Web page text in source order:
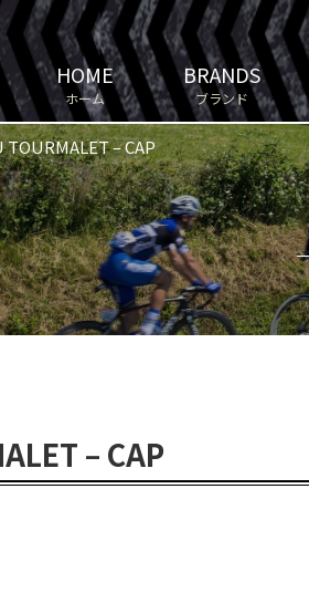
HOME
ホーム
BRANDS
ブランド
TOURMALET – CAP
– CAP